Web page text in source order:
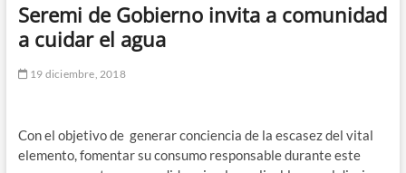
Seremi de Gobierno invita a comunidad
a cuidar el agua
19 diciembre, 2018
Con el objetivo de generar conciencia de la escasez del vital
elemento, fomentar su consumo responsable durante este